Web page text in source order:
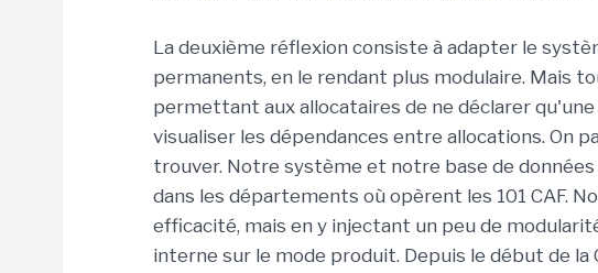
La deuxième réflexion consiste à adapter le
permanents, en le rendant plus modulaire. Mais
permettant aux allocataires de ne déclarer
visualiser les dépendances entre allocations. On
trouver. Notre système et notre base de
dans les départements où opèrent les 101 CAF.
efficacité, mais en y injectant un peu de
interne sur le mode produit. Depuis le début de la